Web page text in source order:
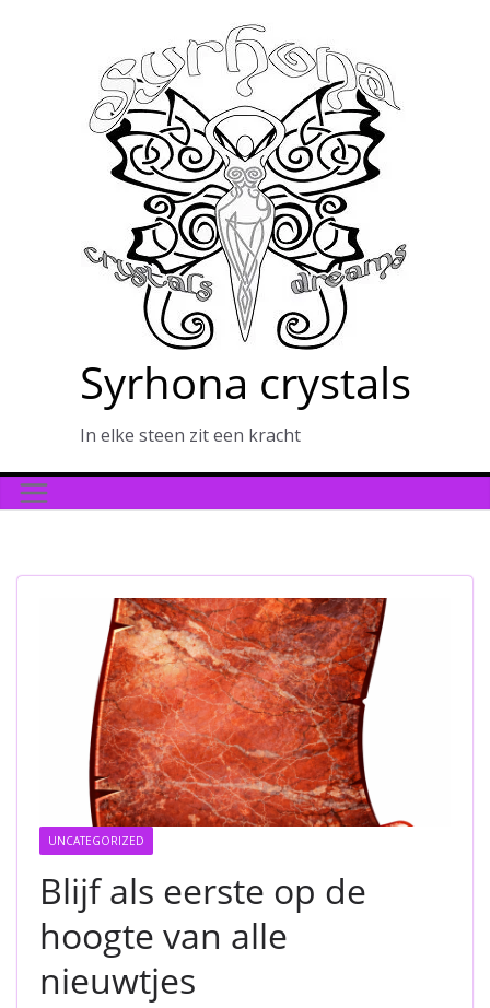
Syrhona crystals
In elke steen zit een kracht
UNCATEGORIZED
Blijf als eerste op de
hoogte van alle
nieuwtjes